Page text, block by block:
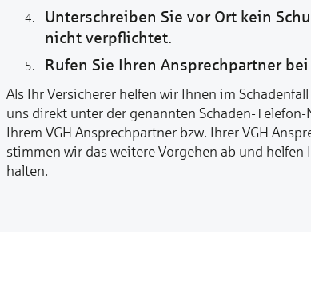
Unterschreiben Sie vor Ort kein
nicht verpflichtet.
Rufen Sie Ihren Ansprechpartner bei
Als Ihr Versicherer helfen wir Ihnen im
uns direkt unter der genannten Schaden-
Ihrem VGH Ansprechpartner bzw. Ihrer VGH
stimmen wir das weitere Vorgehen ab und helfen
halten.